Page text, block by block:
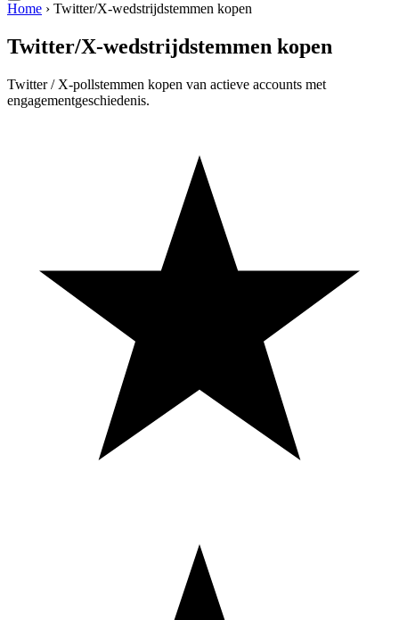
Home › Twitter/X-wedstrijdstemmen kopen
Twitter/X-wedstrijdstemmen kopen
Twitter / X-pollstemmen kopen van actieve accounts met
engagementgeschiedenis.